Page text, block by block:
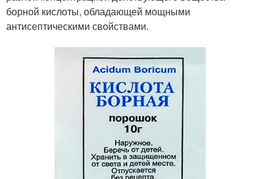
борной кислоты, обладающей мощными
антисептическими свойствами.